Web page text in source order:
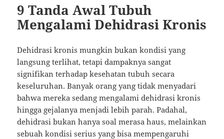
9 Tanda Awal Tubuh
Mengalami Dehidrasi Kronis
Dehidrasi kronis mungkin bukan kondisi yang
langsung terlihat, tetapi dampaknya sangat
signifikan terhadap kesehatan tubuh secara
keseluruhan. Banyak orang yang tidak menyadari
bahwa mereka sedang mengalami dehidrasi kronis
hingga gejalanya menjadi lebih parah. Padahal,
dehidrasi bukan hanya soal merasa haus, melainkan
sebuah kondisi serius yang bisa mempengaruhi